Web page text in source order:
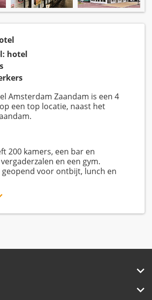
hotel
Amsterdam Zaandam is een 4
een top locatie, naast het
200 kamers, een bar en
en een gym.
geopend voor ontbijt, lunch en
om mee te werken, met een hoge